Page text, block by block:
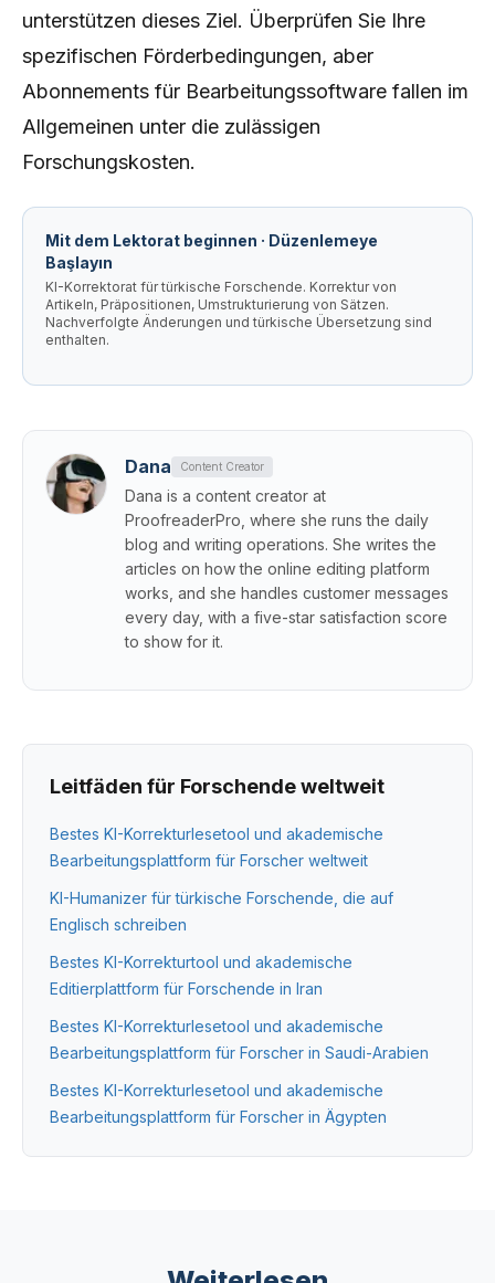
unterstützen dieses Ziel. Überprüfen Sie Ihre
spezifischen Förderbedingungen, aber
Abonnements für Bearbeitungssoftware fallen im
Allgemeinen unter die zulässigen
Forschungskosten.
Mit dem Lektorat beginnen · Düzenlemeye
Başlayın
KI-Korrektorat für türkische Forschende. Korrektur von
Artikeln, Präpositionen, Umstrukturierung von Sätzen.
Nachverfolgte Änderungen und türkische Übersetzung sind
enthalten.
Dana Content Creator
Dana is a content creator at
ProofreaderPro, where she runs the daily
blog and writing operations. She writes the
articles on how the online editing platform
works, and she handles customer messages
every day, with a five-star satisfaction score
to show for it.
Leitfäden für Forschende weltweit
Bestes KI-Korrekturlesetool und akademische
Bearbeitungsplattform für Forscher weltweit
KI-Humanizer für türkische Forschende, die auf
Englisch schreiben
Bestes KI-Korrekturtool und akademische
Editierplattform für Forschende in Iran
Bestes KI-Korrekturlesetool und akademische
Bearbeitungsplattform für Forscher in Saudi-Arabien
Bestes KI-Korrekturlesetool und akademische
Bearbeitungsplattform für Forscher in Ägypten